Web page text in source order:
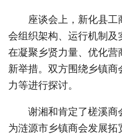
座谈会上，新化县
会组织架构、运行机制
在凝聚乡贤力量、优化营
新举措。双方围绕乡镇
力等进行探讨。
谢湘和肯定了槎溪商
为涟源市乡镇商会发展